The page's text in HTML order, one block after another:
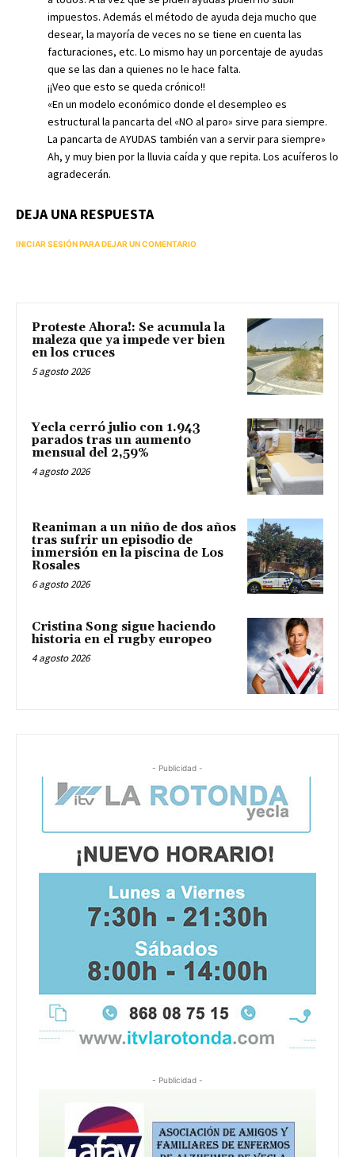
impuestos. Además el método de ayuda deja mucho que
desear, la mayoría de veces no se tiene en cuenta las
facturaciones, etc. Lo mismo hay un porcentaje de ayudas
que se las dan a quienes no le hace falta.
¡¡Veo que esto se queda crónico!!
«En un modelo económico donde el desempleo es
estructural la pancarta del «NO al paro» sirve para siempre.
La pancarta de AYUDAS también van a servir para siempre»
Ah, y muy bien por la lluvia caída y que repita. Los acuíferos lo
agradecerán.
DEJA UNA RESPUESTA
INICIAR SESIÓN PARA DEJAR UN COMENTARIO
Proteste Ahora!: Se acumula la
maleza que ya impede ver bien
en los cruces
5 agosto 2026
Yecla cerró julio con 1.943
parados tras un aumento
mensual del 2,59%
4 agosto 2026
Reaniman a un niño de dos años
tras sufrir un episodio de
inmersión en la piscina de Los
Rosales
6 agosto 2026
Cristina Song sigue haciendo
historia en el rugby europeo
4 agosto 2026
- Publicidad -
- Publicidad -